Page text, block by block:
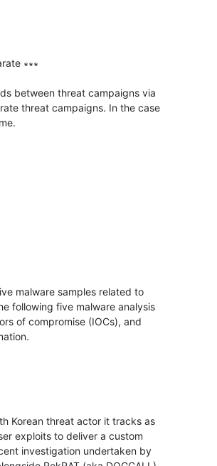
∗∗∗
between threat campaigns via
threat campaigns. In the case
malware samples related to
following five malware analysis
of compromise (IOCs), and
Korean threat actor it tracks as
exploits to deliver a custom
investigation undertaken by